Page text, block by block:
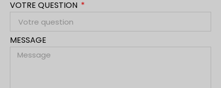
VOTRE QUESTION
MESSAGE